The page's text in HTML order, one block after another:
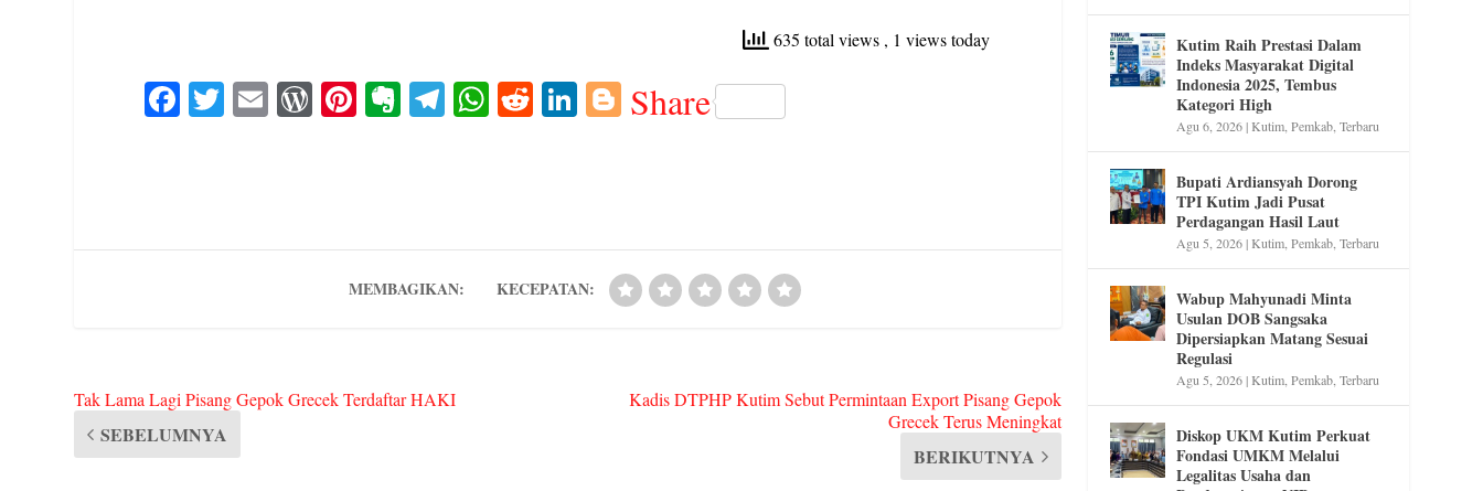
635 total views , 1 views today
Fa T E W
es
Pi
t
E
e
Te
m
W
pp
R Li Bl
Share
MEMBAGIKAN: KECEPATAN:
Tak Lama Lagi Pisang Gepok Grecek Terdaftar HAKI
SEBELUMNYA
Kadis DTPHP Kutim Sebut Permintaan Export Pisang Gepok
Grecek Terus Meningkat
BERIKUTNYA
Kutim Raih Prestasi Dalam
Indeks Masyarakat Digital
Indonesia 2025, Tembus
Kategori High
Agu 6, 2026|Kutim,Pemkab,Terbaru
Bupati Ardiansyah Dorong
TPI Kutim Jadi Pusat
Perdagangan Hasil Laut
Agu 5, 2026|Kutim,Pemkab,Terbaru
Wabup Mahyunadi Minta
Usulan DOB Sangsaka
Dipersiapkan Matang Sesuai
Regulasi
Agu 5, 2026|Kutim,Pemkab,Terbaru
Diskop UKM Kutim Perkuat
Fondasi UMKM Melalui
Legalitas Usaha dan